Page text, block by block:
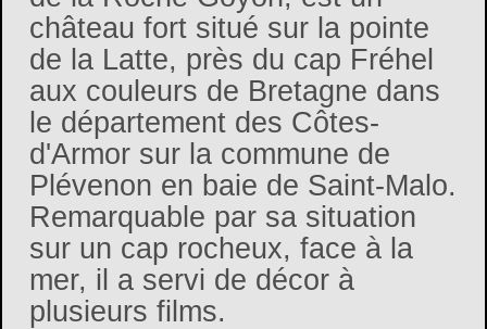
château fort situé sur la pointe
de la Latte, près du cap Fréhel
aux couleurs de Bretagne dans
le département des Côtes-
d'Armor sur la commune de
Plévenon en baie de Saint-Malo.
Remarquable par sa situation
sur un cap rocheux, face à la
mer, il a servi de décor à
plusieurs films.